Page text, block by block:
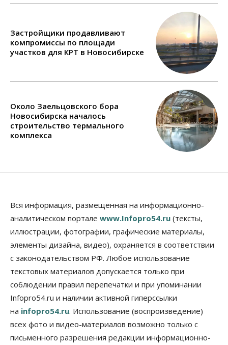
Застройщики продавливают
компромиссы по площади
участков для КРТ в Новосибирске
Около Заельцовского бора
Новосибирска началось
строительство термального
комплекса
Вся информация, размещенная на информационно-
аналитическом портале www.Infopro54.ru (тексты,
иллюстрации, фотографии, графические материалы,
элементы дизайна, видео), охраняется в соответствии
с законодательством РФ. Любое использование
текстовых материалов допускается только при
соблюдении правил перепечатки и при упоминании
Infopro54.ru и наличии активной гиперссылки
на infopro54.ru. Использование (воспроизведение)
всех фото и видео-материалов возможно только с
письменного разрешения редакции информационно-